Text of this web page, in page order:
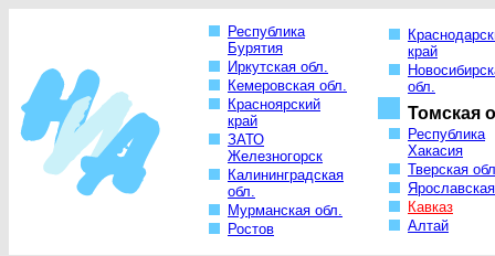
Республика
Бурятия
Иркутская обл.
Кемеровская обл.
Красноярский
край
ЗАТО
Железногорск
Калининградская
обл.
Мурманская обл.
Ростов
край
обл.
Томская
Республика
Хакасия
Тверская
Кавказ
Алтай